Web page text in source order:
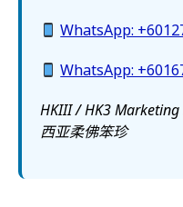
WhatsApp:
WhatsApp:
HKIII / HK3
西亚柔佛笨珍